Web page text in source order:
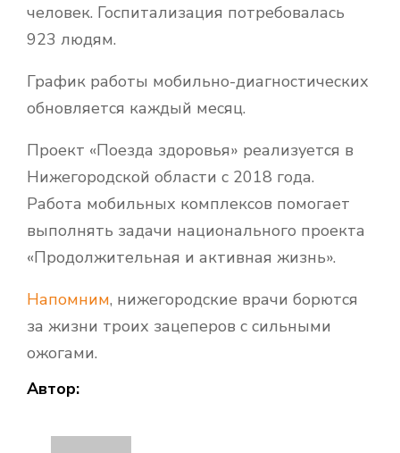
человек. Госпитализация потребовалась
923 людям.
График работы мобильно-диагностических
обновляется каждый месяц.
Проект «Поезда здоровья» реализуется в
Нижегородской области с 2018 года.
Работа мобильных комплексов помогает
выполнять задачи национального проекта
«Продолжительная и активная жизнь».
Напомним, нижегородские врачи борются
за жизни троих зацеперов с сильными
ожогами.
Автор: